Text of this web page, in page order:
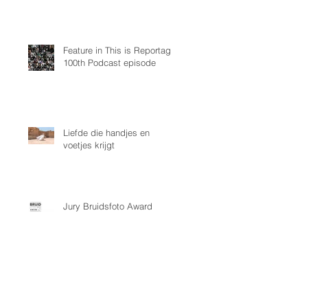
Feature in This is Reportage
100th Podcast episode
Liefde die handjes en
voetjes krijgt
Jury Bruidsfoto Award